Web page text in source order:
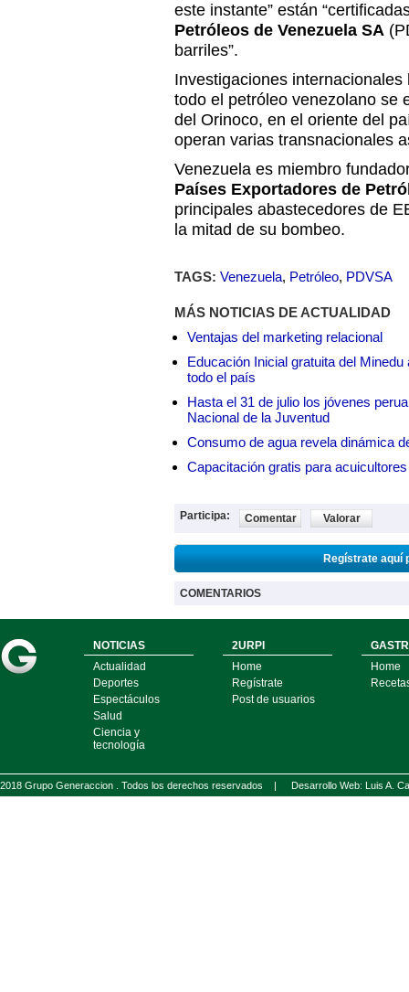
este instante” están
Petróleos de Venezuela SA
barriles”.
Investigaciones
todo el petróleo venezolano se
del Orinoco, en el oriente del
operan varias transnacionales
Venezuela es miembro
Países Exportadores de
principales abastecedores de
la mitad de su bombeo.
TAGS: Venezuela, Petróleo, PDVSA
MÁS NOTICIAS DE ACTUALIDAD
Ventajas del marketing relacional
Educación Inicial gratuita del
todo el país
Hasta el 31 de julio los jóvenes
Nacional de la Juventud
Consumo de agua revela dinámica
Capacitación gratis para
Participa: Comentar Valorar
Regístrate aquí
COMENTARIOS
NOTICIAS
Actualidad
Deportes
Espectáculos
Salud
Ciencia y
tecnología
2URPI
Home
Regístrate
Post de usuarios
Home
2018 Grupo Generaccion . Todos los derechos reservados | Desarrollo Web: Luis